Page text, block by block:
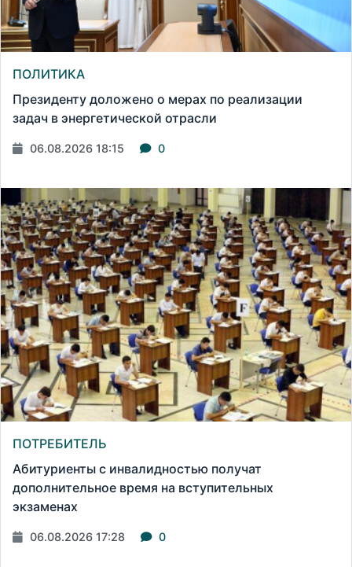
ПОЛИТИКА
Президенту доложено о мерах по реализации
задач в энергетической отрасли
06.08.2026 18:15 0
ПОТРЕБИТЕЛЬ
Абитуриенты с инвалидностью получат
дополнительное время на вступительных
экзаменах
06.08.2026 17:28 0